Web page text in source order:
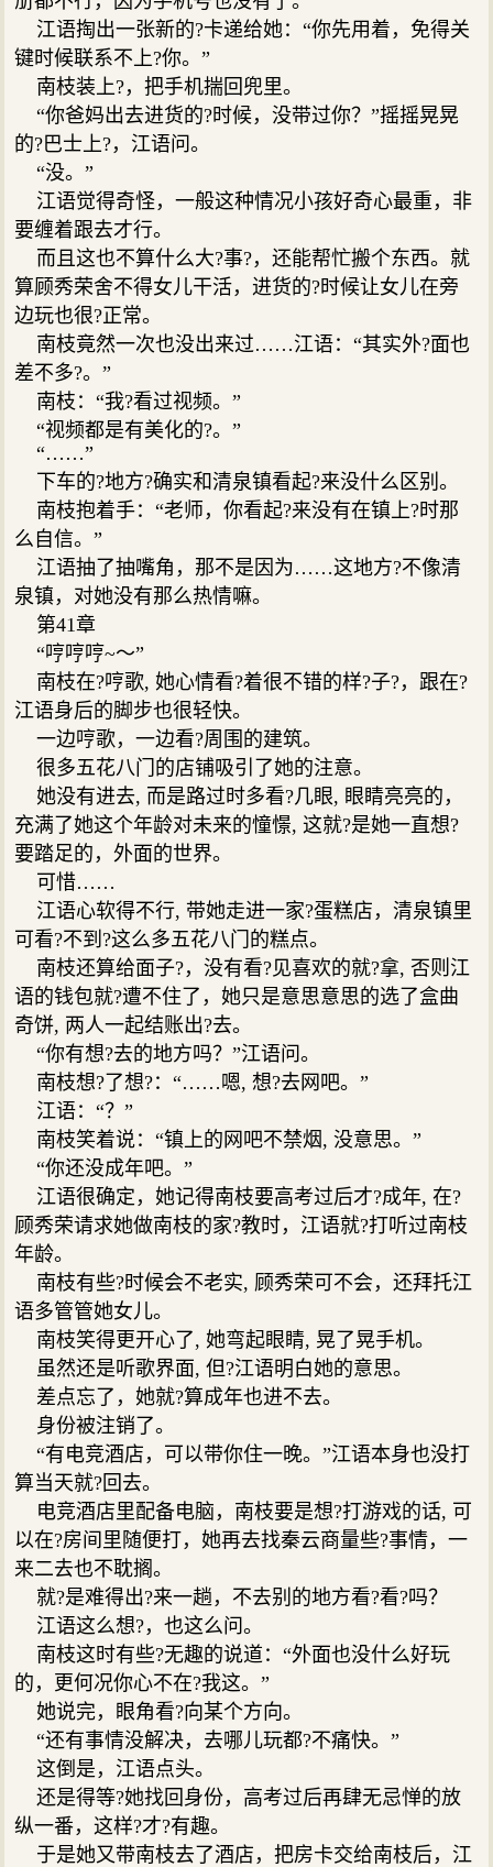
江语掏出一张新的?卡递给她：“你先用着，免得关
键时候联系不上?你。”
南枝装上?，把手机揣回兜里。
“你爸妈出去进货的?时候，没带过你？”摇摇晃晃
的?巴士上?，江语问。
“没。”
江语觉得奇怪，一般这种情况小孩好奇心最重，非
要缠着跟去才行。
而且这也不算什么大?事?，还能帮忙搬个东西。就
算顾秀荣舍不得女儿干活，进货的?时候让女儿在旁
边玩也很?正常。
南枝竟然一次也没出来过……江语：“其实外?面也
差不多?。”
南枝：“我?看过视频。”
“视频都是有美化的?。”
“……”
下车的?地方?确实和清泉镇看起?来没什么区别。
南枝抱着手：“老师，你看起?来没有在镇上?时那
么自信。”
江语抽了抽嘴角，那不是因为……这地方?不像清
泉镇，对她没有那么热情嘛。
第41章
“哼哼哼~～”
南枝在?哼歌, 她心情看?着很不错的样?子?，跟在?
江语身后的脚步也很轻快。
一边哼歌，一边看?周围的建筑。
很多五花八门的店铺吸引了她的注意。
她没有进去, 而是路过时多看?几眼, 眼睛亮亮的，
充满了她这个年龄对未来的憧憬, 这就?是她一直想?
要踏足的，外面的世界。
可惜……
江语心软得不行, 带她走进一家?蛋糕店，清泉镇里
可看?不到?这么多五花八门的糕点。
南枝还算给面子?，没有看?见喜欢的就?拿, 否则江
语的钱包就?遭不住了，她只是意思意思的选了盒曲
奇饼, 两人一起结账出?去。
“你有想?去的地方吗？”江语问。
南枝想?了想?：“……嗯, 想?去网吧。”
江语：“？”
南枝笑着说：“镇上的网吧不禁烟, 没意思。”
“你还没成年吧。”
江语很确定，她记得南枝要高考过后才?成年, 在?
顾秀荣请求她做南枝的家?教时，江语就?打听过南枝
年龄。
南枝有些?时候会不老实, 顾秀荣可不会，还拜托江
语多管管她女儿。
南枝笑得更开心了, 她弯起眼睛, 晃了晃手机。
虽然还是听歌界面, 但?江语明白她的意思。
差点忘了，她就?算成年也进不去。
身份被注销了。
“有电竞酒店，可以带你住一晚。”江语本身也没打
算当天就?回去。
电竞酒店里配备电脑，南枝要是想?打游戏的话, 可
以在?房间里随便打，她再去找秦云商量些?事情，一
来二去也不耽搁。
就?是难得出?来一趟，不去别的地方看?看?吗？
江语这么想?，也这么问。
南枝这时有些?无趣的说道：“外面也没什么好玩
的，更何况你心不在?我这。”
她说完，眼角看?向某个方向。
“还有事情没解决，去哪儿玩都?不痛快。”
这倒是，江语点头。
还是得等?她找回身份，高考过后再肆无忌惮的放
纵一番，这样?才?有趣。
于是她又带南枝去了酒店，把房卡交给南枝后，江